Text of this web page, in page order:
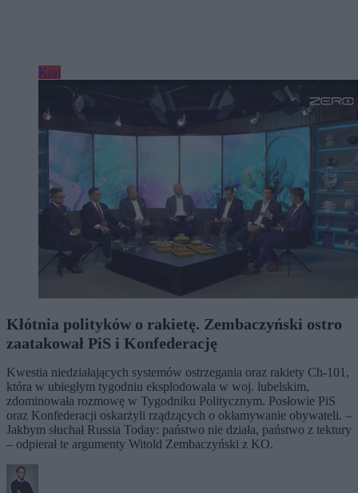
Kraj
Kłótnia polityków o rakietę. Zembaczyński ostro
zaatakował PiS i Konfederację
Kwestia niedziałających systemów ostrzegania oraz rakiety Ch-101,
która w ubiegłym tygodniu eksplodowała w woj. lubelskim,
zdominowała rozmowę w Tygodniku Politycznym. Posłowie PiS
oraz Konfederacji oskarżyli rządzących o okłamywanie obywateli. –
Jakbym słuchał Russia Today: państwo nie działa, państwo z tektury
– odpierał te argumenty Witold Zembaczyński z KO.